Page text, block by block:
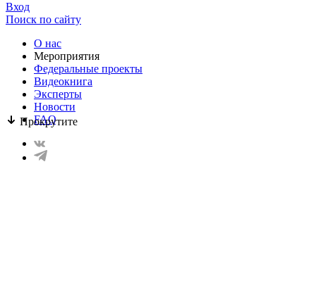
Прокрутите
Вход
Поиск по сайту
О нас
Mероприятия
Федеральные проекты
Видеокнига
Эксперты
Новости
FAQ